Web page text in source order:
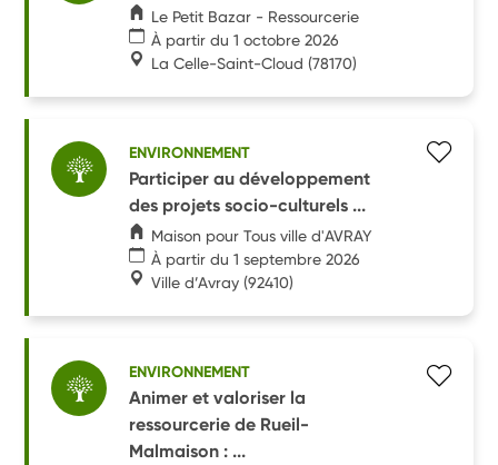
Le Petit Bazar - Ressourcerie
À partir du 1 octobre 2026
La Celle-Saint-Cloud (78170)
ENVIRONNEMENT
Participer au développement
des projets socio-culturels ...
Maison pour Tous ville d'AVRAY
À partir du 1 septembre 2026
Ville d’Avray (92410)
ENVIRONNEMENT
Animer et valoriser la
ressourcerie de Rueil-
Malmaison : ...